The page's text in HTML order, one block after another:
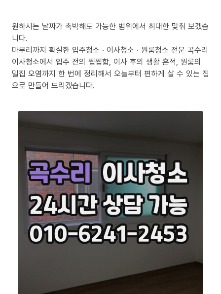
원하시는 날짜가 촉박해도 가능한 범위에서 최대한 맞춰 보겠습
니다.
마무리까지 확실한 입주청소 · 이사청소 · 원룸청소 전문 곡수리
이사청소에서 입주 전의 찝찝함, 이사 후의 생활 흔적, 원룸의
밀집 오염까지 한 번에 정리해서 오늘부터 편하게 살 수 있는 집
으로 만들어 드리겠습니다.